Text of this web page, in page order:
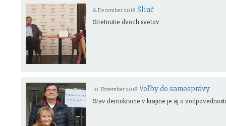
6. December 2018 Sliač
Stretnutie dvoch svetov
10. November 2018 Voľby do samosprávy
Stav demokracie v krajine je aj o